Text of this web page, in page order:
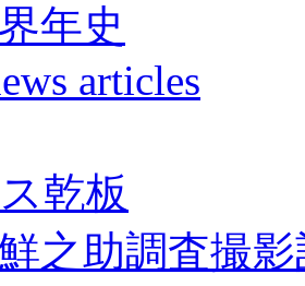
年史
articles
乾板
之助調査撮